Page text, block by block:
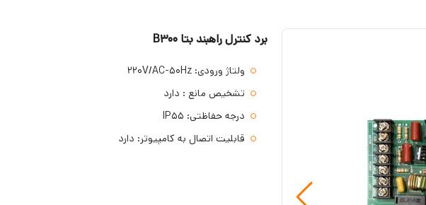
برد کنترل راهبند بتا B300‏
ولتاژ ورودی: 220V/AC-50Hz
تشخیص مانع : دارد
درجه حفاظتی: IP55
قابلیت اتصال به کامپیوتر: دارد